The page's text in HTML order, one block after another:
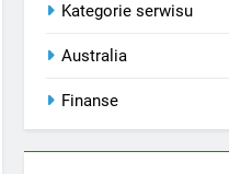
Kategorie serwisu
Australia
Finanse